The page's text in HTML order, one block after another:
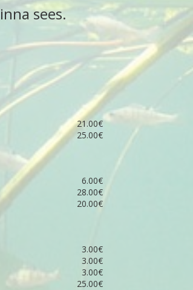
sees.
21.00€
25.00€
6.00€
28.00€
20.00€
3.00€
3.00€
3.00€
25.00€